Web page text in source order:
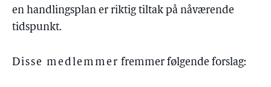
en handlingsplan er riktig tiltak på nåværende
tidspunkt.
Disse medlemmer fremmer følgende forslag: